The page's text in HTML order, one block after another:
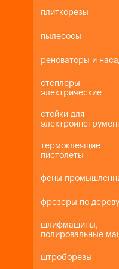
плиткорезы
пылесосы
реноваторы и
степлеры
электрические
стойки для
термоклеящие
пистолеты
фены
фрезеры по дереву
шлифмашины,
полировальные
штроборезы